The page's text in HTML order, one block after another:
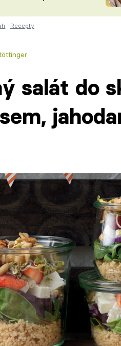
ČESKO NA TALÍŘI
KUCHAŘKA
Recepty
salát do